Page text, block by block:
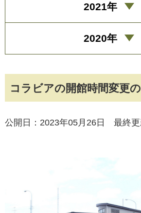
コラビアの開館時間変更
公開日：2023年05月26日 最終更
2021年
2020年